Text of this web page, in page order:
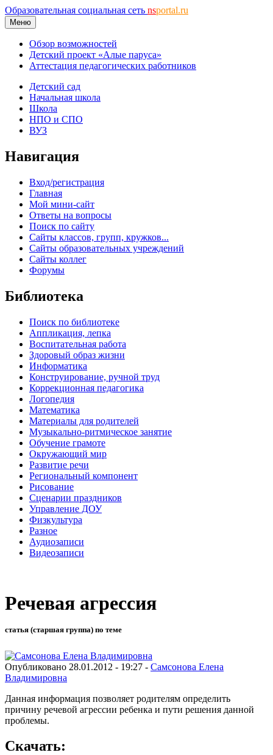
Образовательная социальная сеть nsportal.ru
Меню
Обзор возможностей
Детский проект «Алые паруса»
Аттестация педагогических работников
Детский сад
Начальная школа
Школа
НПО и СПО
ВУЗ
Навигация
Вход/регистрация
Главная
Мой мини-сайт
Ответы на вопросы
Поиск по сайту
Сайты классов, групп, кружков...
Сайты образовательных учреждений
Сайты коллег
Форумы
Библиотека
Поиск по библиотеке
Аппликация, лепка
Воспитательная работа
Здоровый образ жизни
Информатика
Конструирование, ручной труд
Коррекционная педагогика
Логопедия
Математика
Материалы для родителей
Музыкально-ритмическое занятие
Обучение грамоте
Окружающий мир
Развитие речи
Региональный компонент
Рисование
Сценарии праздников
Управление ДОУ
Физкультура
Разное
Аудиозаписи
Видеозаписи
Речевая агрессия
статья (старшая группа) по теме
Опубликовано 28.01.2012 - 19:27 - Самсонова Елена
Владимировна
Данная информация позволяет родителям определить
причину речевой агрессии ребенка и пути решения данной
проблемы.
Скачать: